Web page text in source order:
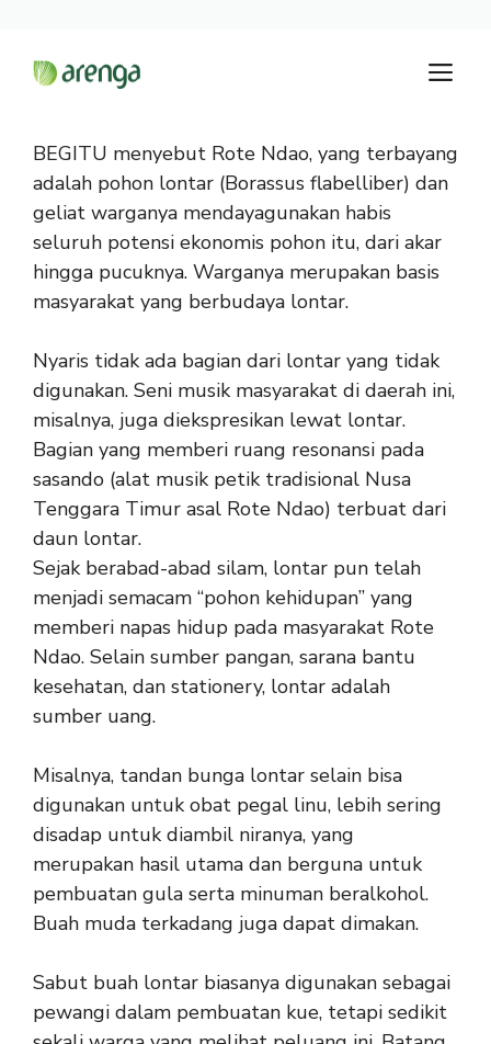
BEGITU menyebut Rote Ndao, yang terbayang
adalah pohon lontar (Borassus flabelliber) dan
geliat warganya mendayagunakan habis
seluruh potensi ekonomis pohon itu, dari akar
hingga pucuknya. Warganya merupakan basis
masyarakat yang berbudaya lontar.
Nyaris tidak ada bagian dari lontar yang tidak
digunakan. Seni musik masyarakat di daerah ini,
misalnya, juga diekspresikan lewat lontar.
Bagian yang memberi ruang resonansi pada
sasando (alat musik petik tradisional Nusa
Tenggara Timur asal Rote Ndao) terbuat dari
daun lontar.
Sejak berabad-abad silam, lontar pun telah
menjadi semacam “pohon kehidupan” yang
memberi napas hidup pada masyarakat Rote
Ndao. Selain sumber pangan, sarana bantu
kesehatan, dan stationery, lontar adalah
sumber uang.
Misalnya, tandan bunga lontar selain bisa
digunakan untuk obat pegal linu, lebih sering
disadap untuk diambil niranya, yang
merupakan hasil utama dan berguna untuk
pembuatan gula serta minuman beralkohol.
Buah muda terkadang juga dapat dimakan.
Sabut buah lontar biasanya digunakan sebagai
pewangi dalam pembuatan kue, tetapi sedikit